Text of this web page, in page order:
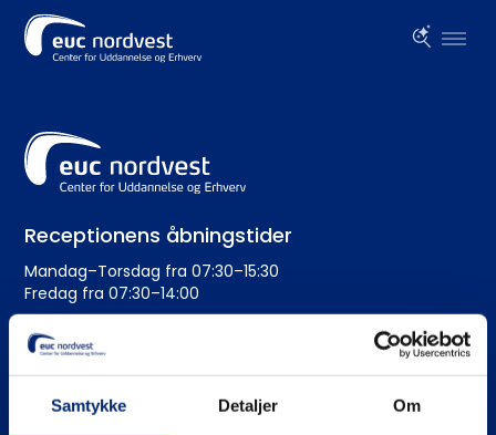
Samtykke Detaljer Om
Receptionens åbningstider
Mandag–Torsdag fra 07:30–15:30
Fredag fra 07:30–14:00
Administration
euc@eucnordvest.dk